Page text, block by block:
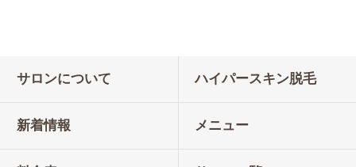
サロンについて ハイパースキン脱毛
新着情報 メニュー